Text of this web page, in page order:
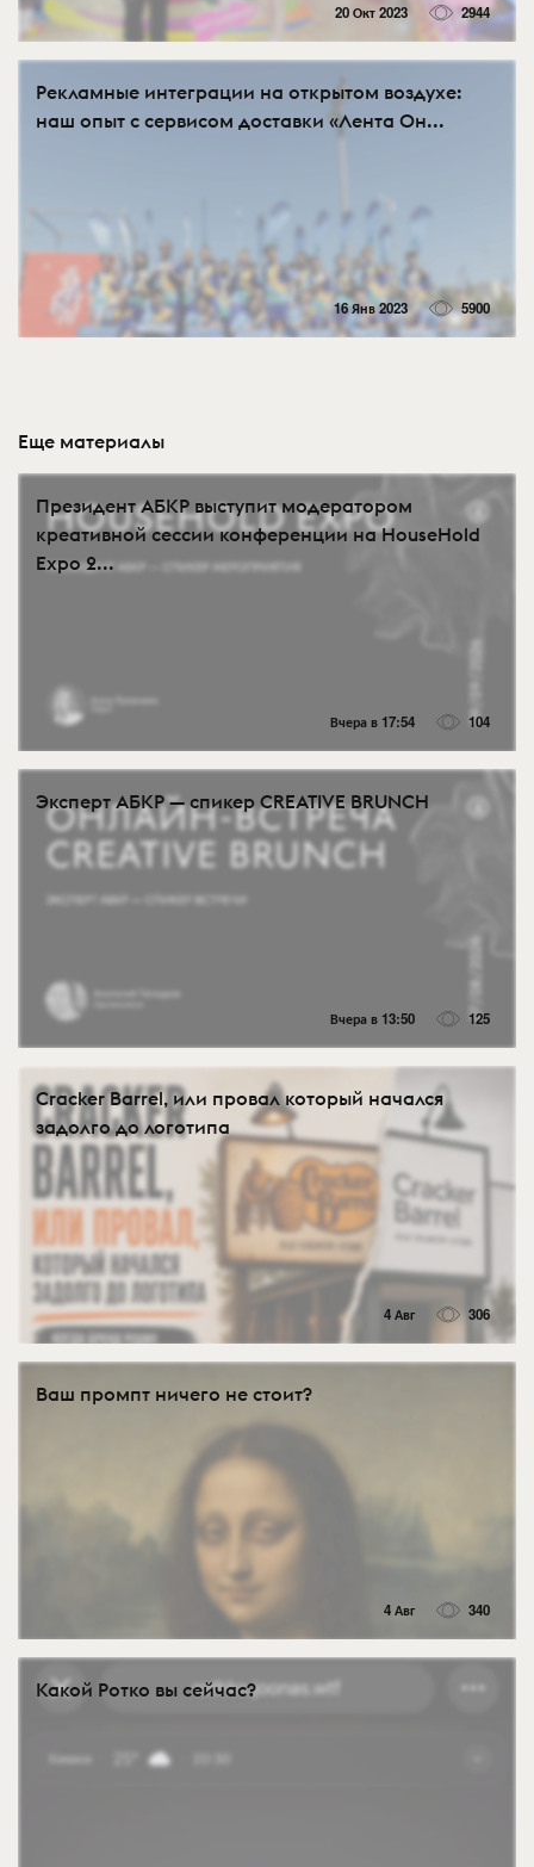
20 Окт 2023 2944
Рекламные интеграции на открытом воздухе:
наш опыт с сервисом доставки «Лента Он...
16 Янв 2023 5900
Еще материалы
Президент АБКР выступит модератором
креативной сессии конференции на HouseHold
Expo 2...
Вчера в 17:54 104
Эксперт АБКР — спикер CREATIVE BRUNCH
Вчера в 13:50 125
Cracker Barrel, или провал который начался
задолго до логотипа
4 Авг 306
Ваш промпт ничего не стоит?
4 Авг 340
Какой Ротко вы сейчас?